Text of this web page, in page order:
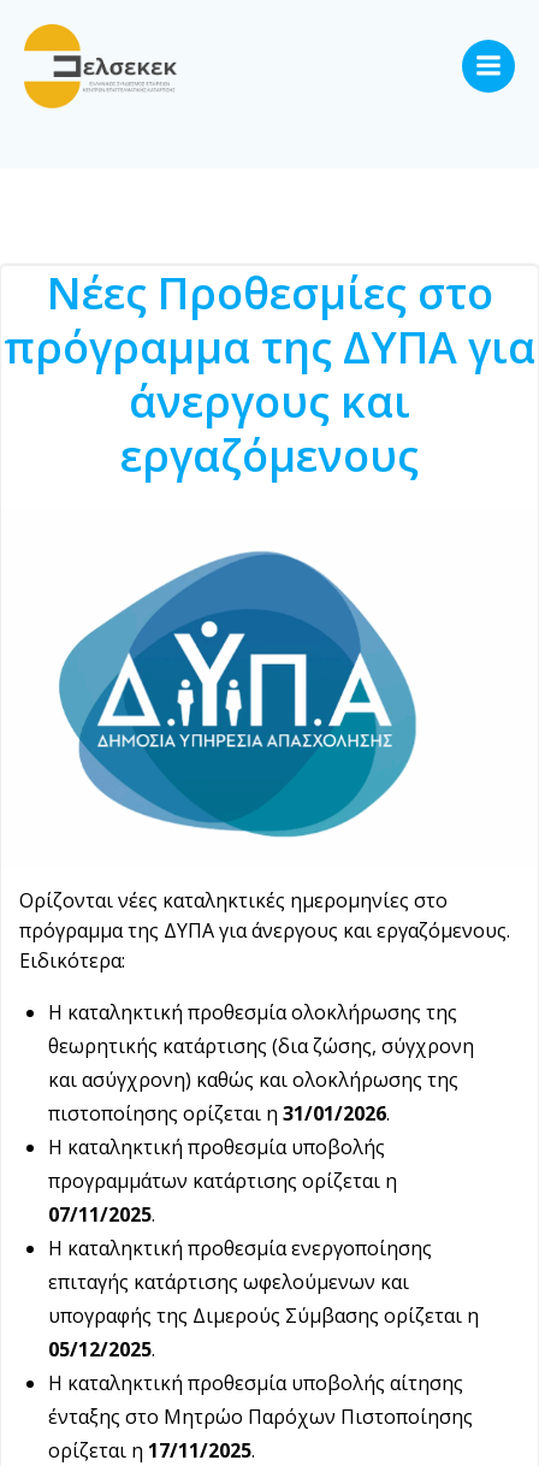
Νέες Προθεσμίες στο
πρόγραμμα της ΔΥΠΑ για
άνεργους και
εργαζόμενους
Ορίζονται νέες καταληκτικές ημερομηνίες στο
πρόγραμμα της ΔΥΠΑ για άνεργους και εργαζόμενους.
Ειδικότερα:
Η καταληκτική προθεσμία ολοκλήρωσης της
θεωρητικής κατάρτισης (δια ζώσης, σύγχρονη
και ασύγχρονη) καθώς και ολοκλήρωσης της
πιστοποίησης ορίζεται η 31/01/2026.
Η καταληκτική προθεσμία υποβολής
προγραμμάτων κατάρτισης ορίζεται η
07/11/2025.
Η καταληκτική προθεσμία ενεργοποίησης
επιταγής κατάρτισης ωφελούμενων και
υπογραφής της Διμερούς Σύμβασης ορίζεται η
05/12/2025.
Η καταληκτική προθεσμία υποβολής αίτησης
ένταξης στο Μητρώο Παρόχων Πιστοποίησης
ορίζεται η 17/11/2025.